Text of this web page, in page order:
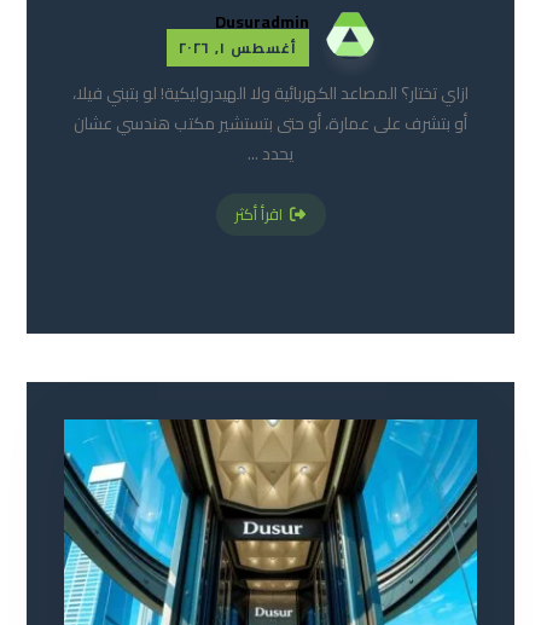
Dusuradmin
أغسطس ١, ٢٠٢٦
ازاي تختار؟ المصاعد الكهربائية ولا الهيدروليكية! لو بتبني فيلا،
أو بتشرف على عمارة، أو حتى بتستشير مكتب هندسي عشان
يحدد ...
اقرأ أكثر